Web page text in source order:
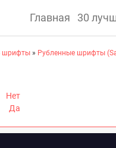
Главная 30
шрифты » Рубленные шрифты
Нет
Да